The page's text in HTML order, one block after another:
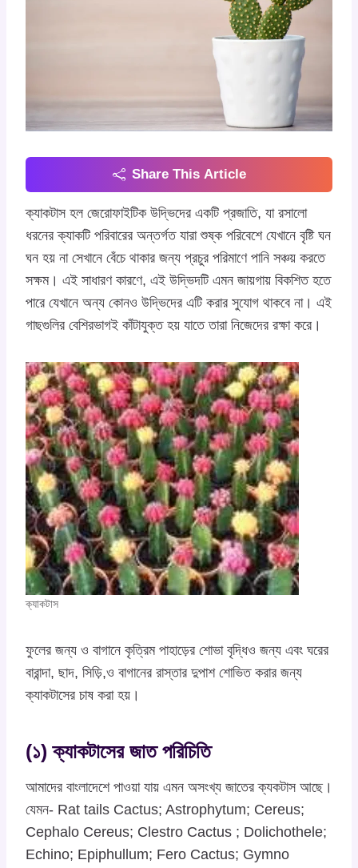
Share This Article
ক্যাকটাস হল জেরোফাইটিক উদ্ভিদের একটি প্রজাতি, যা রসালো
ধরনের ক্যাকটি পরিবারের অন্তর্গত যারা শুষ্ক পরিবেশে যেখানে বৃষ্টি ঘন
ঘন হয় না সেখানে বেঁচে থাকার জন্য প্রচুর পরিমাণে পানি সঞ্চয় করতে
সক্ষম। এই সাধারণ কারণে, এই উদ্ভিদটি এমন জায়গায় বিকশিত হতে
পারে যেখানে অন্য কোনও উদ্ভিদের এটি করার সুযোগ থাকবে না। এই
গাছগুলির বেশিরভাগই কাঁটাযুক্ত হয় যাতে তারা নিজেদের রক্ষা করে।
ক্যাকটাস
ফুলের জন্য ও বাগানে কৃত্রিম পাহাড়ের শোভা বৃদ্ধিও জন্য এবং ঘরের
বারান্দা, ছাদ, সিড়ি,ও বাগানের রাস্তার দুপাশ শোভিত করার জন্য
ক্যাকটাসের চাষ করা হয়।
(১) ক্যাকটাসের জাত পরিচিতি
আমাদের বাংলাদেশে পাওয়া যায় এমন অসংখ্য জাতের ক্যকটাস আছে।
যেমন- Rat tails Cactus; Astrophytum; Cereus;
Cephalo Cereus; Clestro Cactus ; Dolichothele;
Echino; Epiphullum; Fero Cactus; Gymno